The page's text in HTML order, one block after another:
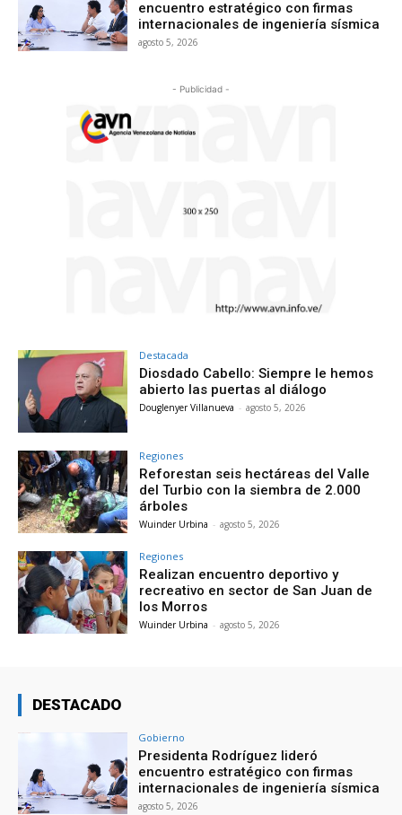
encuentro estratégico con firmas
internacionales de ingeniería sísmica
agosto 5, 2026
- Publicidad -
Destacada
Diosdado Cabello: Siempre le hemos
abierto las puertas al diálogo
Douglenyer Villanueva - agosto 5, 2026
Regiones
Reforestan seis hectáreas del Valle
del Turbio con la siembra de 2.000
árboles
Wuinder Urbina - agosto 5, 2026
Regiones
Realizan encuentro deportivo y
recreativo en sector de San Juan de
los Morros
Wuinder Urbina - agosto 5, 2026
DESTACADO
Gobierno
Presidenta Rodríguez lideró
encuentro estratégico con firmas
internacionales de ingeniería sísmica
agosto 5, 2026